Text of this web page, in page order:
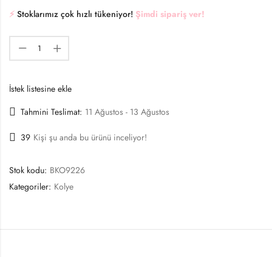
⚡️ Stoklarımız çok hızlı tükeniyor! Şimdi sipariş ver!
İstek listesine ekle
Tahmini Teslimat: 11 Ağustos - 13 Ağustos
39 Kişi şu anda bu ürünü inceliyor!
Stok kodu: BKO9226
Kategoriler: Kolye